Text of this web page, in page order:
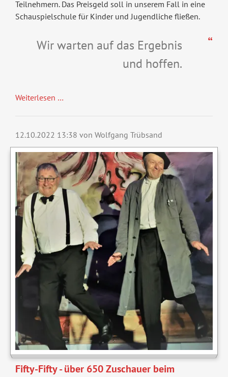
Teilnehmern. Das Preisgeld soll in unserem Fall in eine
Schauspielschule für Kinder und Jugendliche fließen.
Wir warten auf das Ergebnis
und hoffen.
Weiterlesen …
Abstimmung
ist
beendet
12.10.2022 13:38 von Wolfgang Trübsand
Fifty-Fifty - über 650 Zuschauer beim